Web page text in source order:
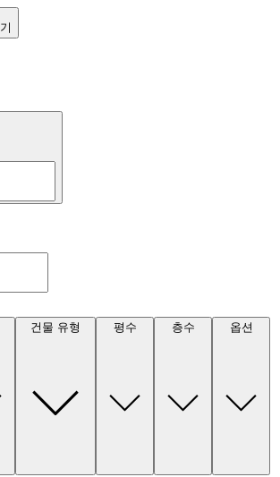
건물 유형 평수 층수 옵션